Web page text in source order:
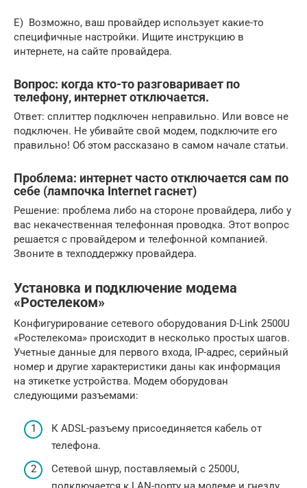
Е) Возможно, ваш провайдер использует какие-то
специфичные настройки. Ищите инструкцию в
интернете, на сайте провайдера.
Вопрос: когда кто-то разговаривает по
телефону, интернет отключается.
Ответ: сплиттер подключен неправильно. Или вовсе не
подключен. Не убивайте свой модем, подключите его
правильно! Об этом рассказано в самом начале статьи.
Проблема: интернет часто отключается сам по
себе (лампочка Internet гаснет)
Решение: проблема либо на стороне провайдера, либо у
вас некачественная телефонная проводка. Этот вопрос
решается с провайдером и телефонной компанией.
Звоните в техподдержку провайдера.
Установка и подключение модема
«Ростелеком»
Конфигурирование сетевого оборудования D-Link 2500U
«Ростелекома» происходит в несколько простых шагов.
Учетные данные для первого входа, IP-адрес, серийный
номер и другие характеристики даны как информация
на этикетке устройства. Модем оборудован
следующими разъемами:
К ADSL-разъему присоединяется кабель от
телефона.
Сетевой шнур, поставляемый с 2500U,